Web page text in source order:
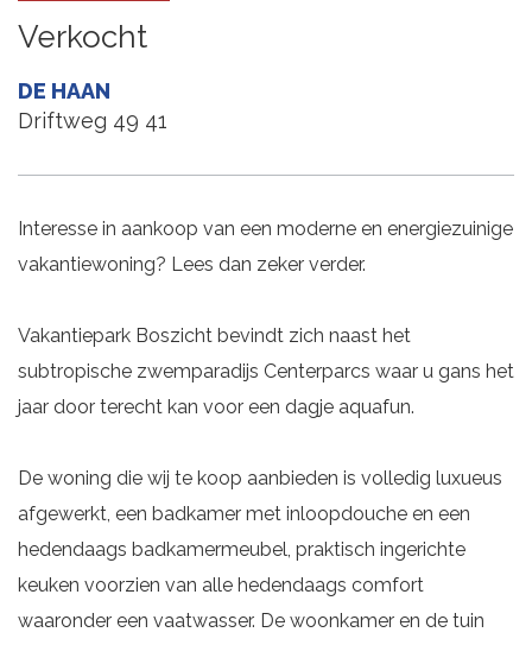
Verkocht
DE HAAN
Driftweg 49 41
Interesse in aankoop van een moderne en energiezuinige
vakantiewoning? Lees dan zeker verder.
Vakantiepark Boszicht bevindt zich naast het
subtropische zwemparadijs Centerparcs waar u gans het
jaar door terecht kan voor een dagje aquafun.
De woning die wij te koop aanbieden is volledig luxueus
afgewerkt, een badkamer met inloopdouche en een
hedendaags badkamermeubel, praktisch ingerichte
keuken voorzien van alle hedendaags comfort
waaronder een vaatwasser. De woonkamer en de tuin